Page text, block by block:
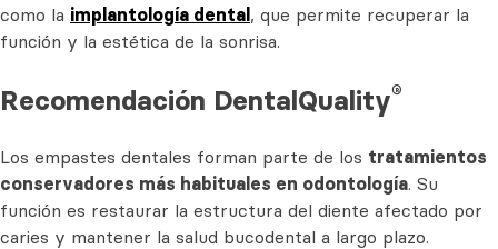
como la implantología dental, que permite recuperar la
función y la estética de la sonrisa.
Recomendación DentalQuality®
Los empastes dentales forman parte de los tratamientos
conservadores más habituales en odontología. Su
función es restaurar la estructura del diente afectado por
caries y mantener la salud bucodental a largo plazo.